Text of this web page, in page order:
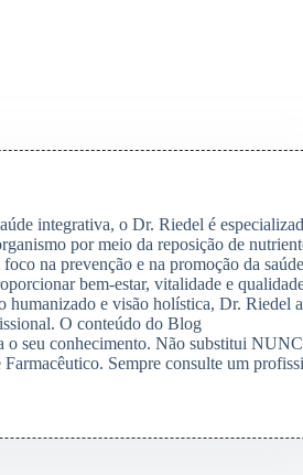
integrativa, o Dr. Riedel é
por meio da reposição de
na prevenção e na promoção da
bem-estar, vitalidade e
humanizado e visão holística, Dr. Riedel
O conteúdo do Blog
o seu conhecimento. Não substitui
Sempre consulte um